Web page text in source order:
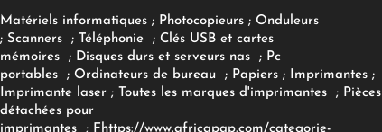
Matériels informatiques; Photocopieurs; Onduleurs
; Scanners ; Téléphonie ; Clés USB et cartes
mémoires
; Disques durs et serveurs nas ; Pc
portables
; Ordinateurs de bureau ; Papiers; Imprimantes;
Imprimante laser; Toutes les marques d'imprimantes ; Pièces
détachées pour
imprimantes
; F https://www.africapap.com/categorie-